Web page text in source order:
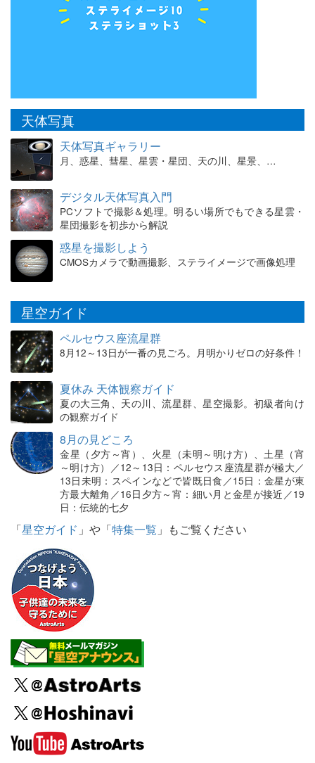
天体写真
天体写真ギャラリー
月、惑星、彗星、星雲・星団、天の川、星景、…
デジタル天体写真入門
PCソフトで撮影＆処理。明るい場所でもできる星雲・
星団撮影を初歩から解説
惑星を撮影しよう
CMOSカメラで動画撮影、ステライメージで画像処理
星空ガイド
ペルセウス座流星群
8月12～13日が一番の見ごろ。月明かりゼロの好条件！
夏休み 天体観察ガイド
夏の大三角、天の川、流星群、星空撮影。初級者向け
の観察ガイド
8月の見どころ
金星（夕方～宵）、火星（未明～明け方）、土星（宵
～明け方）／12～13日：ペルセウス座流星群が極大／
13日未明：スペインなどで皆既日食／15日：金星が東
方最大離角／16日夕方～宵：細い月と金星が接近／19
日：伝統的七夕
「星空ガイド 」や「特集一覧 」もご覧ください